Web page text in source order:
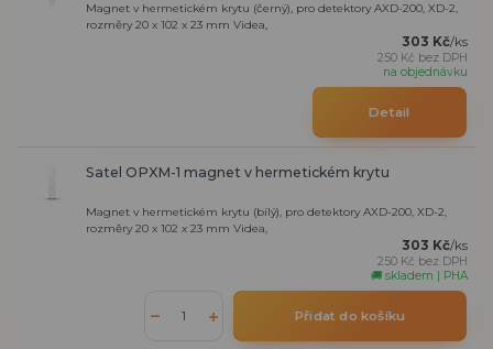
Magnet v hermetickém krytu (černý), pro detektory AXD-200, XD-2,
rozměry 20 x 102 x 23 mm Videa,
303 Kč/ks
250 Kč bez DPH
na objednávku
Detail
Satel OPXM-1 magnet v hermetickém krytu
Magnet v hermetickém krytu (bílý), pro detektory AXD-200, XD-2,
rozměry 20 x 102 x 23 mm Videa,
303 Kč/ks
250 Kč bez DPH
🚚 skladem | PHA
Přidat do košíku